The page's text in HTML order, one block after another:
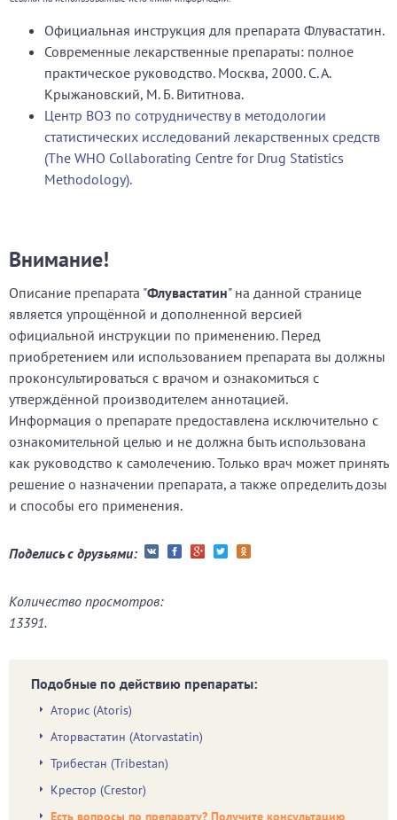
Официальная инструкция для препарата Флувастатин.
Современные лекарственные препараты: полное
практическое руководство. Москва, 2000. С. А.
Крыжановский, М. Б. Вититнова.
Центр ВОЗ по сотрудничеству в методологии
статистических исследований лекарственных средств
(The WHO Collaborating Centre for Drug Statistics
Methodology).
Внимание!
Описание препарата "Флувастатин" на данной странице
является упрощённой и дополненной версией
официальной инструкции по применению. Перед
приобретением или использованием препарата вы должны
проконсультироваться с врачом и ознакомиться с
утверждённой производителем аннотацией.
Информация о препарате предоставлена исключительно с
ознакомительной целью и не должна быть использована
как руководство к самолечению. Только врач может принять
решение о назначении препарата, а также определить дозы
и способы его применения.
Поделись с друзьями:
Количество просмотров:
13391.
Подобные по действию препараты:
Аторис (Atoris)
Аторвастатин (Atorvastatin)
Трибестан (Tribestan)
Крестор (Crestor)
Есть вопросы по препарату? Получите консультацию